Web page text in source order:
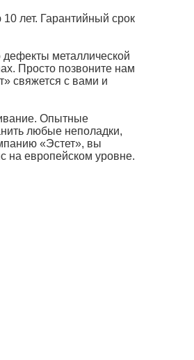
лет. Гарантийный срок
металлической
Просто позвоните нам
свяжется с вами и
Опытные
любые неполадки,
«Эстет», вы
на европейском уровне.